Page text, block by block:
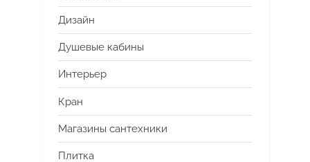
Дизайн
Душевые кабины
Интерьер
Кран
Магазины сантехники
Плитка